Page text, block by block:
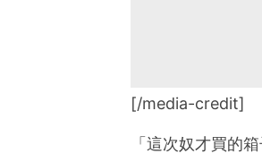
[/media-credit]
「這次奴才買的